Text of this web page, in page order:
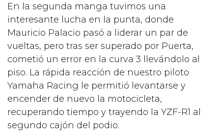
En la segunda manga tuvimos una
interesante lucha en la punta, donde
Mauricio Palacio pasó a liderar un par de
vueltas, pero tras ser superado por Puerta,
cometió un error en la curva 3 llevándolo al
piso. La rápida reacción de nuestro piloto
Yamaha Racing le permitió levantarse y
encender de nuevo la motocicleta,
recuperando tiempo y trayendo la YZF-R1 al
segundo cajón del podio.